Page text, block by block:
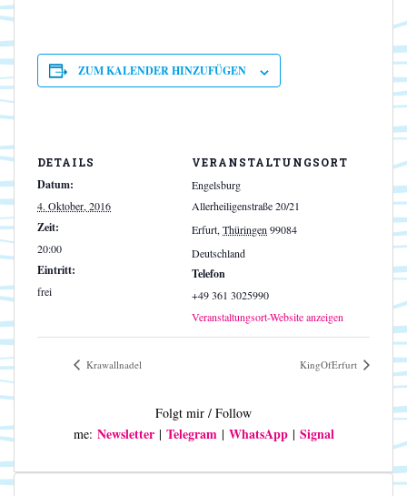
ZUM KALENDER HINZUFÜGEN
DETAILS
Datum:
4. Oktober, 2016
Zeit:
20:00
Eintritt:
frei
VERANSTALTUNGSORT
Engelsburg
Allerheiligenstraße 20/21
Erfurt,Thüringen99084
Deutschland
Telefon
+49 361 3025990
Veranstaltungsort-Website anzeigen
Krawallnadel KingOfErfurt
Folgt mir / Follow
me: Newsletter| Telegram| WhatsApp| Signal